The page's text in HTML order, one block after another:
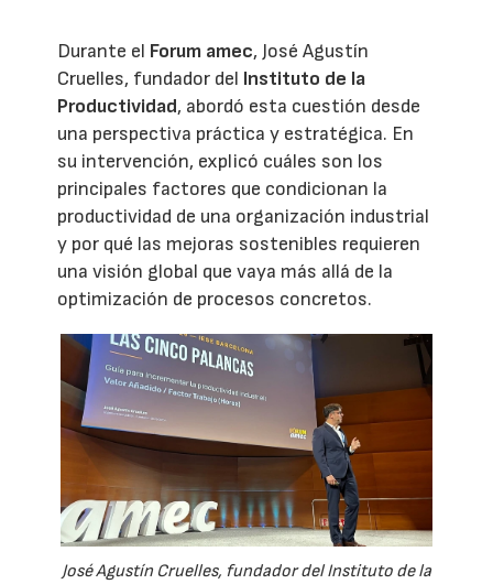
Durante el Forum amec, José Agustín
Cruelles, fundador del Instituto de la
Productividad, abordó esta cuestión desde
una perspectiva práctica y estratégica. En
su intervención, explicó cuáles son los
principales factores que condicionan la
productividad de una organización industrial
y por qué las mejoras sostenibles requieren
una visión global que vaya más allá de la
optimización de procesos concretos.
José Agustín Cruelles, fundador del Instituto de la